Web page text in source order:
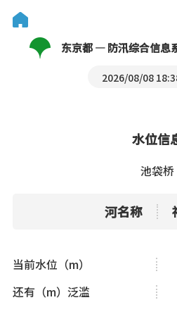
东京都 — 防汛综合信息
2026/08/08
水位信
池袋桥
河名称
当前水位（m）
还有（m）泛滥